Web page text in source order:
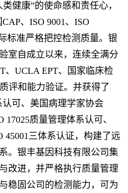
健康”的使命感和责任心，
、ISO 9001、ISO
标准严格把控检测质量。银
室自成立以来，连续全满分
、UCLA EPT、国家临床检
评和能力验证。并获得了
认可、美国病理学家协会
17025质量管理体系认可、
45001三体系认证，构建了远
。银丰基因科技有限公司集
改进，并严格执行质量管理
稳固公司的检测能力，可为